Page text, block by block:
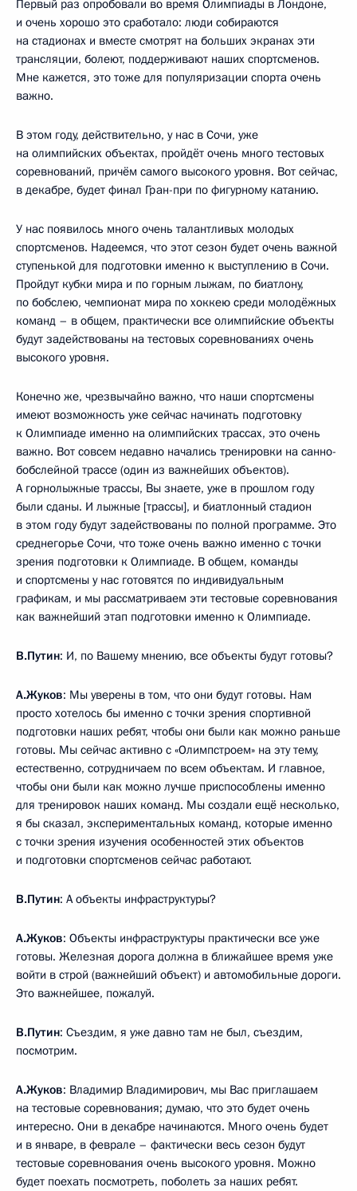
Первый раз опробовали во время Олимпиады в Лондоне,
и очень хорошо это сработало: люди собираются
на стадионах и вместе смотрят на больших экранах эти
трансляции, болеют, поддерживают наших спортсменов.
Мне кажется, это тоже для популяризации спорта очень
важно.
В этом году, действительно, у нас в Сочи, уже
на олимпийских объектах, пройдёт очень много тестовых
соревнований, причём самого высокого уровня. Вот сейчас,
в декабре, будет финал Гран-при по фигурному катанию.
У нас появилось много очень талантливых молодых
спортсменов. Надеемся, что этот сезон будет очень важной
ступенькой для подготовки именно к выступлению в Сочи.
Пройдут кубки мира и по горным лыжам, по биатлону,
по бобслею, чемпионат мира по хоккею среди молодёжных
команд – в общем, практически все олимпийские объекты
будут задействованы на тестовых соревнованиях очень
высокого уровня.
Конечно же, чрезвычайно важно, что наши спортсмены
имеют возможность уже сейчас начинать подготовку
к Олимпиаде именно на олимпийских трассах, это очень
важно. Вот совсем недавно начались тренировки на санно-
бобслейной трассе (один из важнейших объектов).
А горнолыжные трассы, Вы знаете, уже в прошлом году
были сданы. И лыжные [трассы], и биатлонный стадион
в этом году будут задействованы по полной программе. Это
среднегорье Сочи, что тоже очень важно именно с точки
зрения подготовки к Олимпиаде. В общем, команды
и спортсмены у нас готовятся по индивидуальным
графикам, и мы рассматриваем эти тестовые соревнования
как важнейший этап подготовки именно к Олимпиаде.
В.Путин: И, по Вашему мнению, все объекты будут готовы?
А.Жуков: Мы уверены в том, что они будут готовы. Нам
просто хотелось бы именно с точки зрения спортивной
подготовки наших ребят, чтобы они были как можно раньше
готовы. Мы сейчас активно с «Олимпстроем» на эту тему,
естественно, сотрудничаем по всем объектам. И главное,
чтобы они были как можно лучше приспособлены именно
для тренировок наших команд. Мы создали ещё несколько,
я бы сказал, экспериментальных команд, которые именно
с точки зрения изучения особенностей этих объектов
и подготовки спортсменов сейчас работают.
В.Путин: А объекты инфраструктуры?
А.Жуков: Объекты инфраструктуры практически все уже
готовы. Железная дорога должна в ближайшее время уже
войти в строй (важнейший объект) и автомобильные дороги.
Это важнейшее, пожалуй.
В.Путин: Съездим, я уже давно там не был, съездим,
посмотрим.
А.Жуков: Владимир Владимирович, мы Вас приглашаем
на тестовые соревнования; думаю, что это будет очень
интересно. Они в декабре начинаются. Много очень будет
и в январе, в феврале – фактически весь сезон будут
тестовые соревнования очень высокого уровня. Можно
будет поехать посмотреть, поболеть за наших ребят.